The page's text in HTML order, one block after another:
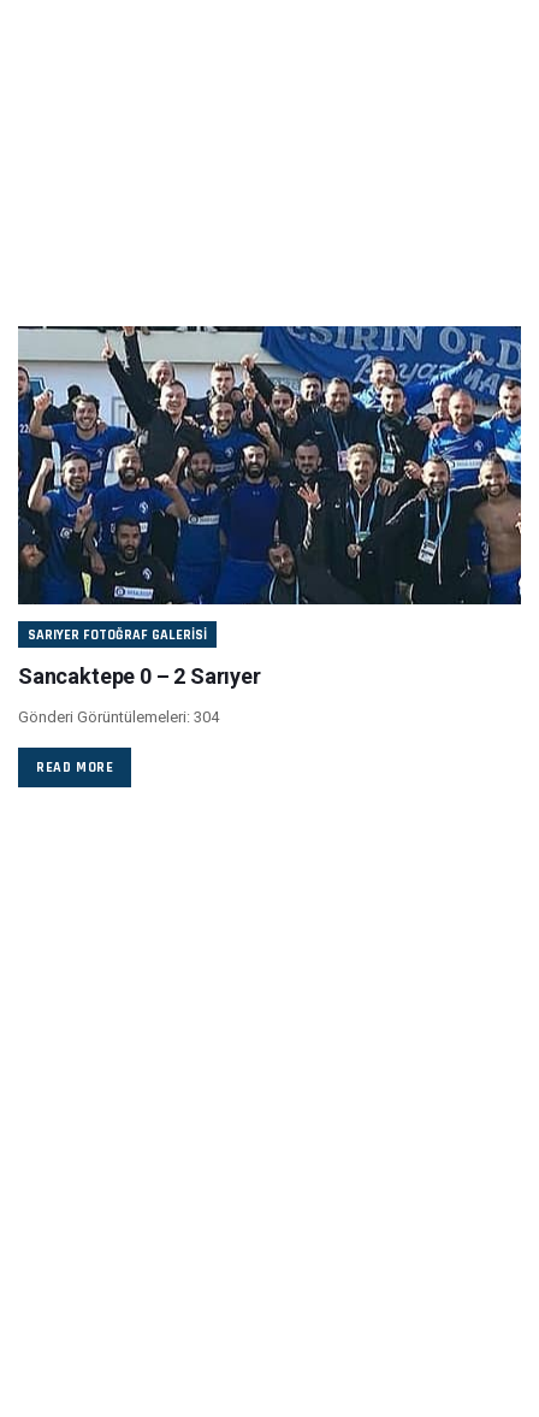
SARIYER FOTOĞRAF GALERISI
Sancaktepe 0 – 2 Sarıyer
Gönderi Görüntülemeleri: 304
READ MORE